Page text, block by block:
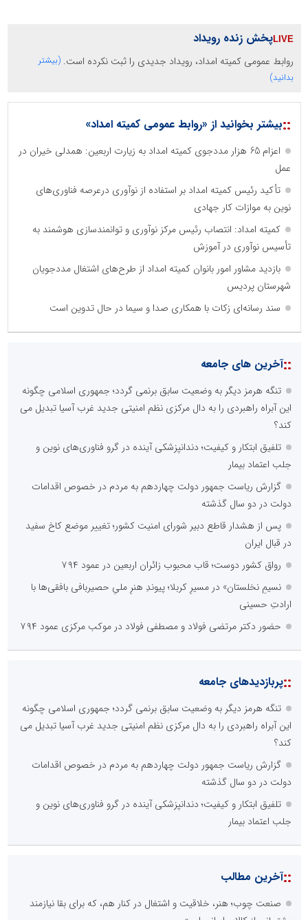
پخش زنده رویداد
روابط عمومی کمیته امداد، رویداد جدیدی را ثبت نکرده است. (بیشتر
بدانید)
::بیشتر بخوانید از «روابط عمومی کمیته امداد»
اعزام 65 هزار مددجوی کمیته امداد به زیارت اربعین: همدلی خیران در
عمل
تأکید رئیس کمیته امداد بر استفاده از نوآوری درعرصه فناوری‌های
نوین به موازات کار جهادی
کمیته امداد: انتصاب رئیس مرکز نوآوری و توانمندسازی هوشمند به
تأسیس نوآوری در آموزش
بازدید مشاور امور بانوان کمیته امداد از طرح‌های اشتغال مددجویان
شهرستان پردیس
سند رسانه‌ای زکات با همکاری صدا و سیما در حال تدوین است
::آخرین های جامعه
تنگه هرمز دیگر به وضعیت سابق برنمی گردد؛ جمهوری اسلامی چگونه
این آبراه راهبردی را به دال مرکزی نظم امنیتی جدید غرب آسیا تبدیل می
کند؟
تلفیق ابتکار و کیفیت؛ دندانپزشکی آینده در گرو فناوری‌های نوین و
جلب اعتماد بیمار
گزارش ریاست جمهور دولت چهاردهم به مردم در خصوص اقدامات
دولت در دو سال گذشته
پس از هشدار قاطع دبیر شورای امنیت کشور؛ تغییر موضع کاخ سفید
در قبال ایران
رواق کشور دوست؛ قاب محبوب زائران اربعین در عمود ۷۹۴
نسیمِ نخلستان» در مسیرِ کربلا؛ پیوندِ هنرِ ملیِ حصیربافی بافقی‌ها با
ارادتِ حسینی
حضور دکتر مرتضی فولاد و مصطفی فولاد در موکب مرکزی عمود ۷۹۴
::پربازدیدهای جامعه
تنگه هرمز دیگر به وضعیت سابق برنمی گردد؛ جمهوری اسلامی چگونه
این آبراه راهبردی را به دال مرکزی نظم امنیتی جدید غرب آسیا تبدیل می
کند؟
گزارش ریاست جمهور دولت چهاردهم به مردم در خصوص اقدامات
دولت در دو سال گذشته
تلفیق ابتکار و کیفیت؛ دندانپزشکی آینده در گرو فناوری‌های نوین و
جلب اعتماد بیمار
::آخرین مطالب
صنعت چوب؛ هنر، خلاقیت و اشتغال در کنار هم، که برای بقا نیازمند